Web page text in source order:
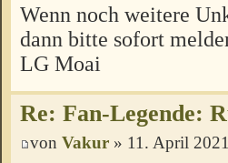
Wenn noch weitere
dann bitte sofort
LG Moai
Re: Fan-Legende:
von Vakur » 11. April